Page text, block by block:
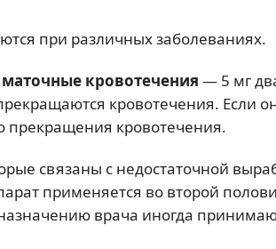
при различных заболеваниях.
кровотечения — 5 мг
кровотечения. Если
прекращения кровотечения.
связаны с недостаточной
применяется во второй
врача иногда